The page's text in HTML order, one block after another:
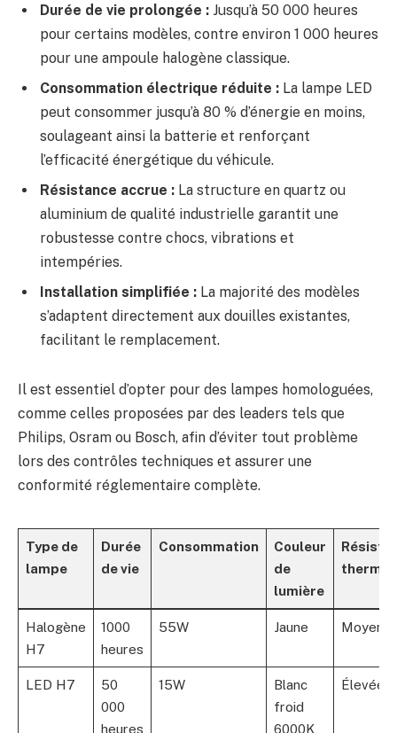
Durée de vie prolongée : Jusqu’à 50 000 heures
pour certains modèles, contre environ 1 000 heures
pour une ampoule halogène classique.
Consommation électrique réduite : La lampe LED
peut consommer jusqu’à 80 % d’énergie en moins,
soulageant ainsi la batterie et renforçant
l’efficacité énergétique du véhicule.
Résistance accrue : La structure en quartz ou
aluminium de qualité industrielle garantit une
robustesse contre chocs, vibrations et
intempéries.
Installation simplifiée : La majorité des modèles
s’adaptent directement aux douilles existantes,
facilitant le remplacement.
Il est essentiel d’opter pour des lampes homologuées,
comme celles proposées par des leaders tels que
Philips, Osram ou Bosch, afin d’éviter tout problème
lors des contrôles techniques et assurer une
conformité réglementaire complète.
Type de
lampe
Durée
de vie
Consommation
Couleur
de
lumière
Halogène
H7
1000
heures
55W Jaune
LED H7
50
000
heures
15W
Blanc
froid
6000K
Élevée